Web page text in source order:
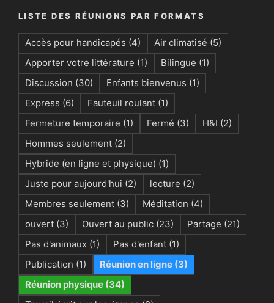
LISTE DES RÉUNIONS PAR FORMATS
Accès pour handicapés (4) Air climatisé (5)
Apporter votre littérature (1) Bilingue (1)
Discussion (30) Enfants bienvenus (1)
Express (6) Fauteuil roulant (1)
Fermeture temporaire (1) Fermé (3) H&I (2)
Hommes seulement (2)
Hybride (en ligne et physique) (1)
Juste pour aujourd'hui (2) lecture (2)
Membres seulement (3) Méditation (4)
ouvert (3) Ouvert au public (23) Partage (21)
Pas d'animaux (1) Pas d'enfant (1)
Publication (1) Réunion en ligne (3)
Réunion physique (34)